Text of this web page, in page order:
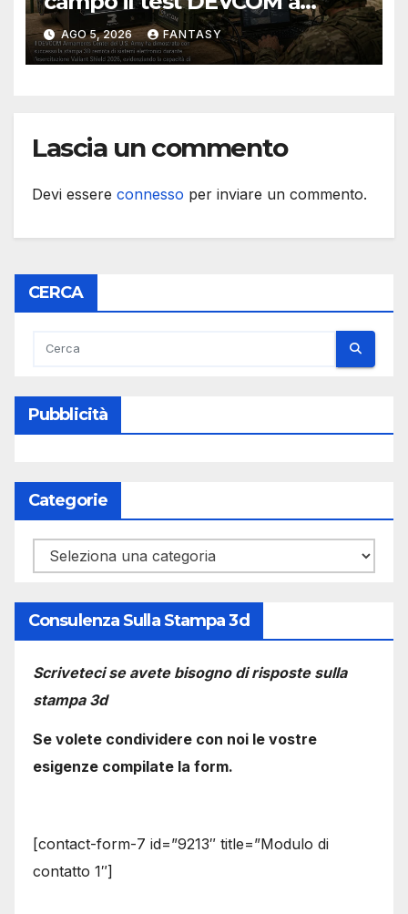
Valiant Shield 2026
AGO 5, 2026 FANTASY
Lascia un commento
Devi essere connesso per inviare un commento.
CERCA
Pubblicità
Categorie
Categorie
Consulenza Sulla Stampa 3d
Scriveteci se avete bisogno di risposte sulla
stampa 3d
Se volete condividere con noi le vostre
esigenze compilate la form.
[contact-form-7 id=”9213″ title=”Modulo di
contatto 1″]